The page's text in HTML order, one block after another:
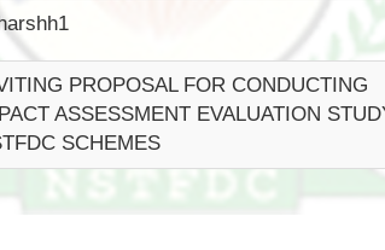
PROPOSAL FOR CONDUCTING
ASSESSMENT EVALUATION
SCHEMES